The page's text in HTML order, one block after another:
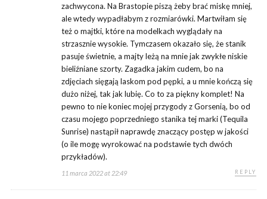
zachwycona. Na Brastopie piszą żeby brać miskę mniej,
ale wtedy wypadłabym z rozmiarówki. Martwiłam się
też o majtki, które na modelkach wyglądały na
strzasznie wysokie. Tymczasem okazało się, że stanik
pasuje świetnie, a majty leżą na mnie jak zwykłe niskie
bieliźniane szorty. Zagadka jakim cudem, bo na
zdjęciach sięgają laskom pod pępki, a u mnie kończą się
dużo niżej, tak jak lubię. Co to za piękny komplet! Na
pewno to nie koniec mojej przygody z Gorsenią, bo od
czasu mojego poprzedniego stanika tej marki (Tequila
Sunrise) nastąpił naprawdę znaczący postęp w jakości
(o ile mogę wyrokować na podstawie tych dwóch
przykładów).
11 marca 2022 at 22:49 REPLY